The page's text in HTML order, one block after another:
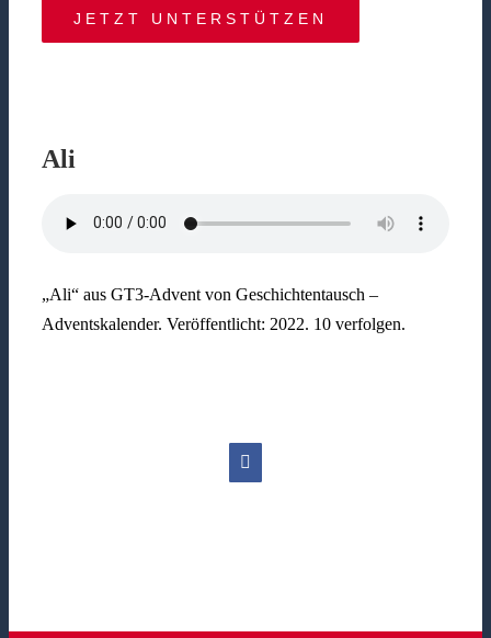
JETZT UNTERSTÜTZEN
Ali
„Ali“ aus GT3-Advent von Geschichtentausch –
Adventskalender. Veröffentlicht: 2022. 10 verfolgen.
Facebook